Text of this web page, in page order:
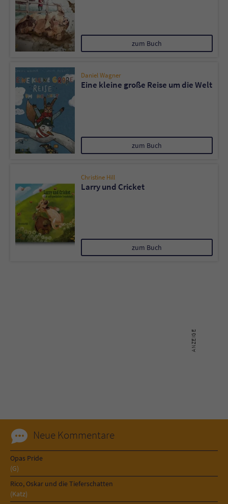
zum Buch
Daniel Wagner
Eine kleine große Reise um die Welt
zum Buch
Christine Hill
Larry und Cricket
zum Buch
Neue Kommentare
Opas Pride
(G)
Rico, Oskar und die Tieferschatten
(Katz)